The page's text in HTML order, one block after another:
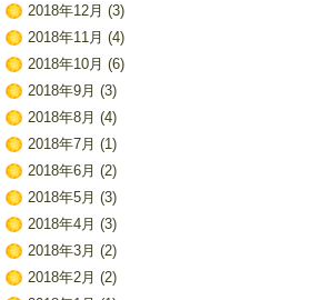
2018年12月 (3)
2018年11月 (4)
2018年10月 (6)
2018年9月 (3)
2018年8月 (4)
2018年7月 (1)
2018年6月 (2)
2018年5月 (3)
2018年4月 (3)
2018年3月 (2)
2018年2月 (2)